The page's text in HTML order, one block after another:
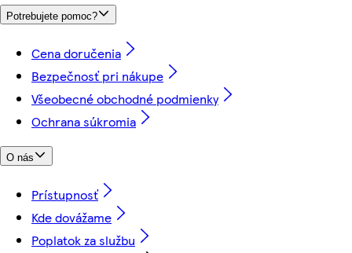
Potrebujete pomoc?
Cena doručenia
Bezpečnosť pri nákupe
Všeobecné obchodné podmienky
Ochrana súkromia
O nás
Prístupnosť
Kde dovážame
Poplatok za službu